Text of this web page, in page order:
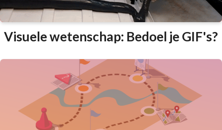
Visuele wetenschap: Bedoel je GIF's?